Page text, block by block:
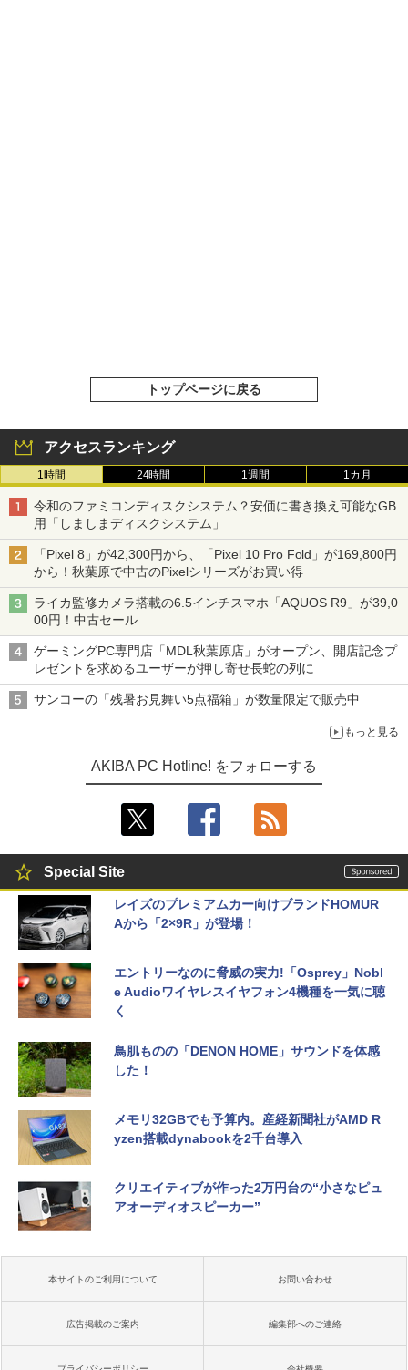
トップページに戻る
アクセスランキング
1時間 24時間 1週間 1カ月
令和のファミコンディスクシステム？安価に書き換え可能なGB
用「しましまディスクシステム」
「Pixel 8」が42,300円から、「Pixel 10 Pro Fold」が169,800円
から！秋葉原で中古のPixelシリーズがお買い得
ライカ監修カメラ搭載の6.5インチスマホ「AQUOS R9」が39,0
00円！中古セール
ゲーミングPC専門店「MDL秋葉原店」がオープン、開店記念プ
レゼントを求めるユーザーが押し寄せ長蛇の列に
サンコーの「残暑お見舞い5点福箱」が数量限定で販売中
もっと見る
AKIBA PC Hotline! をフォローする
Special Site
レイズのプレミアムカー向けブランドHOMUR
Aから「2×9R」が登場！
エントリーなのに脅威の実力!「Osprey」Nobl
e Audioワイヤレスイヤフォン4機種を一気に聴
く
鳥肌ものの「DENON HOME」サウンドを体感
した！
メモリ32GBでも予算内。産経新聞社がAMD R
yzen搭載dynabookを2千台導入
クリエイティブが作った2万円台の“小さなピュ
アオーディオスピーカー”
本サイトのご利用について お問い合わせ
広告掲載のご案内 編集部へのご連絡